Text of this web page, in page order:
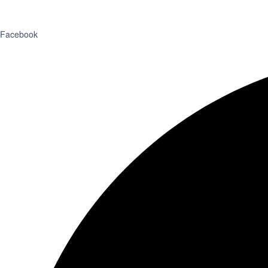
Facebook